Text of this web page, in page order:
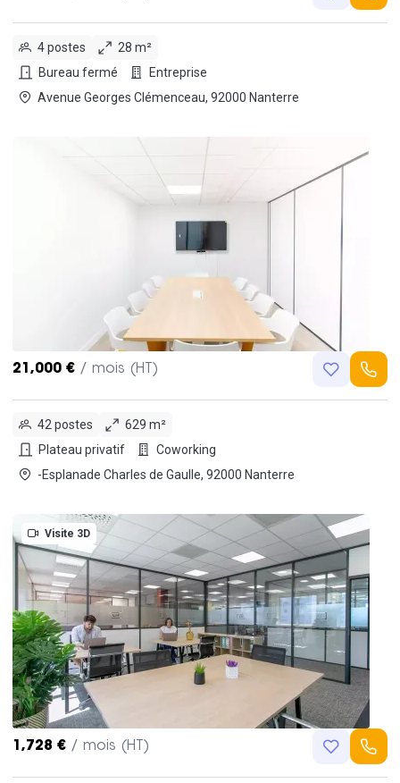
4 postes
28 m²
Bureau fermé
Entreprise
Avenue Georges Clémenceau, 92000 Nanterre
21,000 € / mois (HT)
42 postes
629 m²
Plateau privatif
Coworking
-Esplanade Charles de Gaulle, 92000 Nanterre
Visite 3D
1,728 € / mois (HT)